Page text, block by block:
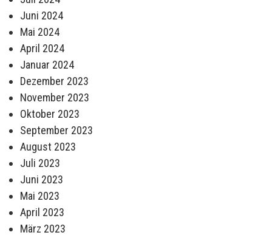
Juni 2024
Mai 2024
April 2024
Januar 2024
Dezember 2023
November 2023
Oktober 2023
September 2023
August 2023
Juli 2023
Juni 2023
Mai 2023
April 2023
März 2023